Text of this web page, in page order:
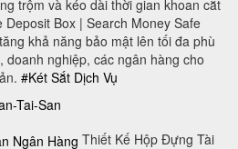
trộm và kéo dài thời gian khoan cắt
Box | Search Money Safe
khả năng bảo mật lên tối đa phù
nghiệp, các ngân hàng cho
#Két Sắt Dịch Vụ
Thiết Kế Hộp Đựng Tài